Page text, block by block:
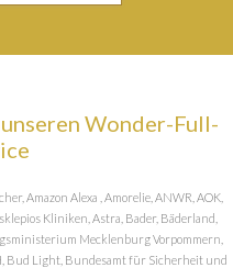
Wonder-Full-
Amazon Alexa , Amorelie, ANWR, AOK,
Kliniken, Astra, Bader, Bäderland,
Mecklenburg Vorpommern,
Bud Light, Bundesamt für Sicherheit und